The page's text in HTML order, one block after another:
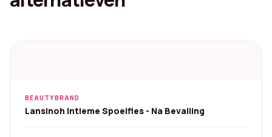
BEAUTYBRAND
Lansinoh Intieme Spoelfles - Na Bevalling